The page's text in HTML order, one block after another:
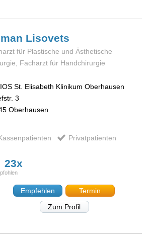
Lisovets
für Plastische und Ästhetische
Facharzt für Handchirurgie
St. Elisabeth Klinikum Oberhausen
3
Oberhausen
Privatpatienten
23x
Empfehlen
Termin
Zum Profil